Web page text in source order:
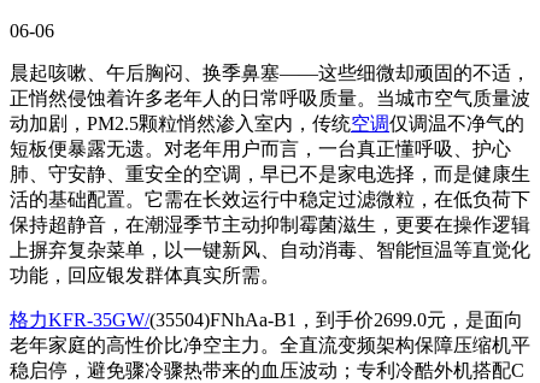
06-06
晨起咳嗽、午后胸闷、换季鼻塞——这些细微却顽固的不适，
正悄然侵蚀着许多老年人的日常呼吸质量。当城市空气质量波
动加剧，PM2.5颗粒悄然渗入室内，传统空调仅调温不净气的
短板便暴露无遗。对老年用户而言，一台真正懂呼吸、护心
肺、守安静、重安全的空调，早已不是家电选择，而是健康生
活的基础配置。它需在长效运行中稳定过滤微粒，在低负荷下
保持超静音，在潮湿季节主动抑制霉菌滋生，更要在操作逻辑
上摒弃复杂菜单，以一键新风、自动消毒、智能恒温等直觉化
功能，回应银发群体真实所需。
格力KFR-35GW/(35504)FNhAa-B1，到手价2699.0元，是面向
老年家庭的高性价比净空主力。全直流变频架构保障压缩机平
稳启停，避免骤冷骤热带来的血压波动；专利冷酷外机搭配C